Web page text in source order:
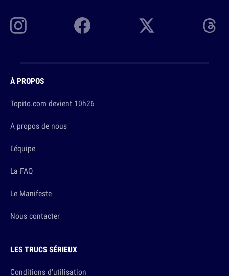
À PROPOS
Topito.com devient 10h26
A propos de nous
L'équipe
La FAQ
Le Manifeste
Nous contacter
LES TRUCS SÉRIEUX
Conditions d'utilisation